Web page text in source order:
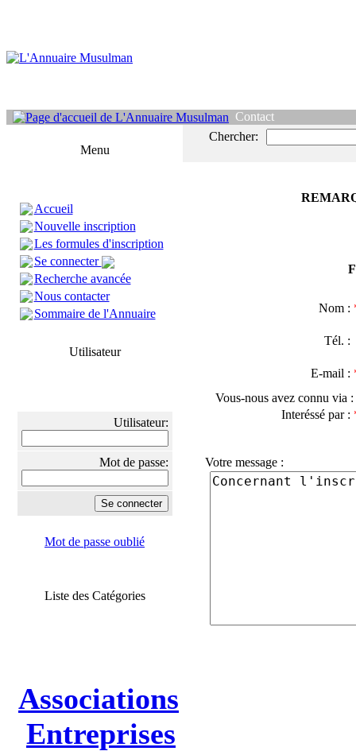
Contact
Menu
Accueil
Nouvelle inscription
Les formules d'inscription
Se connecter
Recherche avancée
Nous contacter
Sommaire de l'Annuaire
Utilisateur
Utilisateur:
Mot de passe:
Mot de passe oublié
Liste des Catégories
Associations
Entreprises
Chercher:
Nom :
Tél.
E-mail :
Vous-nous avez connu via
Interéssé par :
Votre message :